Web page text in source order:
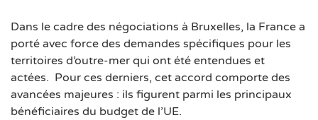
Dans le cadre des négociations à Bruxelles, la France a
porté avec force des demandes spécifiques pour les
territoires d’outre-mer qui ont été entendues et
actées. Pour ces derniers, cet accord comporte des
avancées majeures : ils figurent parmi les principaux
bénéficiaires du budget de l’UE.